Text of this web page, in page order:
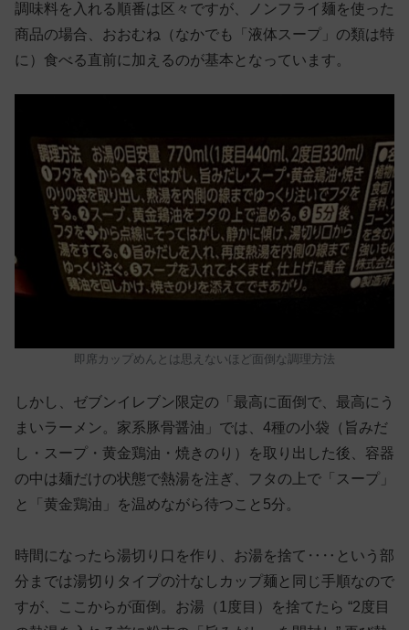
調味料を入れる順番は区々ですが、ノンフライ麺を使った
商品の場合、おおむね（なかでも「液体スープ」の類は特
に）食べる直前に加えるのが基本となっています。
即席カップめんとは思えないほど面倒な調理方法
しかし、ゼブンイレブン限定の「最高に面倒で、最高にう
まいラーメン。家系豚骨醤油」では、4種の小袋（旨みだ
し・スープ・黄金鶏油・焼きのり）を取り出した後、容器
の中は麺だけの状態で熱湯を注ぎ、フタの上で「スープ」
と「黄金鶏油」を温めながら待つこと5分。
時間になったら湯切り口を作り、お湯を捨て‥‥という部
分までは湯切りタイプの汁なしカップ麺と同じ手順なので
すが、ここからが面倒。お湯（1度目）を捨てたら “2度目